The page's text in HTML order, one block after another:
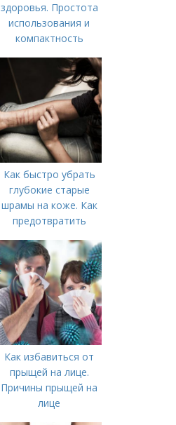
здоровья. Простота
использования и
компактность
Как быстро убрать
глубокие старые
шрамы на коже. Как
предотвратить
Как избавиться от
прыщей на лице.
Причины прыщей на
лице